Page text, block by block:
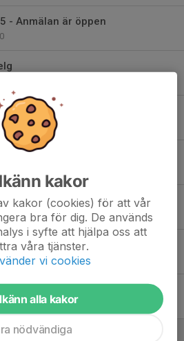
- Anmälan är öppen
0
- Spelschema
- endast ett fåtal platser kvar
- anmälan öppen
(P15)
kakor
kakor (cookies) för att vår
bra för dig. De används
i syfte att hjälpa oss att
våra tjänster.
vi cookies
alla kakor
nödvändiga